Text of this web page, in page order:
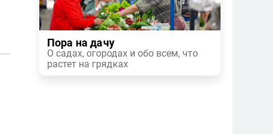
Пора на дачу
О садах, огородах и обо всем, что
растет на грядках